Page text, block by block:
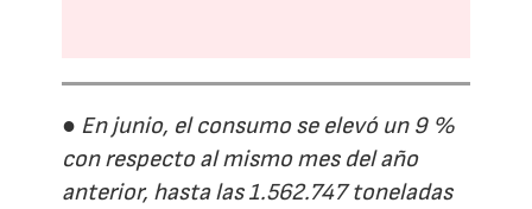
● En junio, el consumo se elevó un 9 %
con respecto al mismo mes del año
anterior, hasta las 1.562.747 toneladas